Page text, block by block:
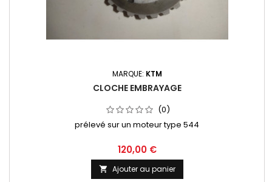
MARQUE: KTM
CLOCHE EMBRAYAGE
(0)
prélevé sur un moteur type 544
120,00 €
 Ajouter au panier